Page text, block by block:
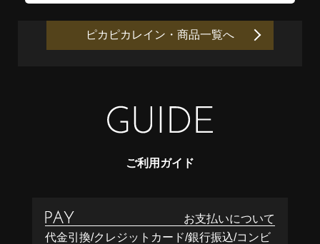
ピカピカレイン・商品一覧へ
ご利用ガイド
お支払いについて
代金引換/クレジットカード/銀行振込/コンビ